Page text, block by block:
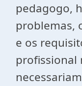
pedagogo,
problemas,
e os
profissional